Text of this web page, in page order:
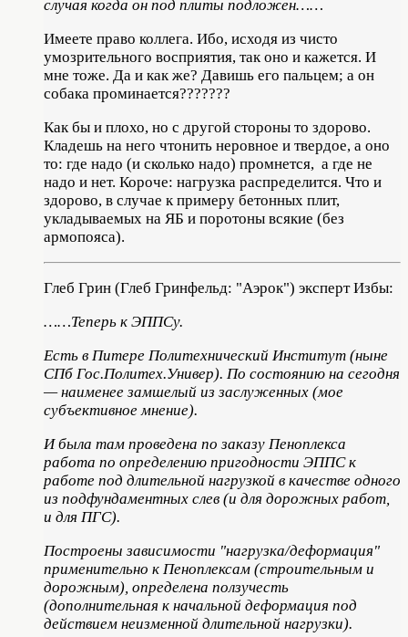
случая когда он под плиты подложен……
Имеете право коллега. Ибо, исходя из чисто
умозрительного восприятия, так оно и кажется. И
мне тоже. Да и как же? Давишь его пальцем; а он
собака проминается???????
Как бы и плохо, но с другой стороны то здорово.
Кладешь на него чтонить неровное и твердое, а оно
то: где надо (и сколько надо) промнется, а где не
надо и нет. Короче: нагрузка распределится. Что и
здорово, в случае к примеру бетонных плит,
укладываемых на ЯБ и поротоны всякие (без
армопояса).
Глеб Грин (Глеб Гринфельд: "Аэрок") эксперт Избы:
……Теперь к ЭППСу.
Есть в Питере Политехнический Институт (ныне
СПб Гос.Политех.Универ). По состоянию на сегодня
— наименее замшелый из заслуженных (мое
субъективное мнение).
И была там проведена по заказу Пеноплекса
работа по определению пригодности ЭППС к
работе под длительной нагрузкой в качестве одного
из подфундаментных слев (и для дорожных работ,
и для ПГС).
Построены зависимости "нагрузка/деформация"
применительно к Пеноплексам (строительным и
дорожным), определена ползучесть
(дополнительная к начальной деформация под
действием неизменной длительной нагрузки).